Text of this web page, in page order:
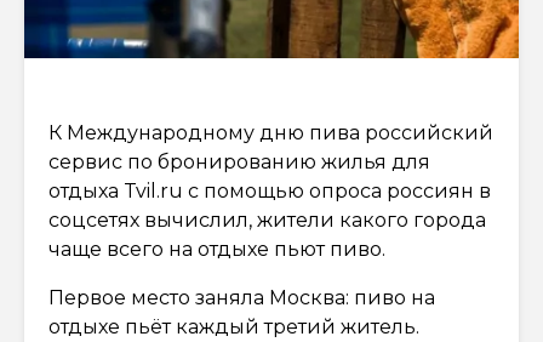
К Международному дню пива российский
сервис по бронированию жилья для
отдыха Tvil.ru с помощью опроса россиян в
соцсетях вычислил, жители какого города
чаще всего на отдыхе пьют пиво.
Первое место заняла Москва: пиво на
отдыхе пьёт каждый третий житель.